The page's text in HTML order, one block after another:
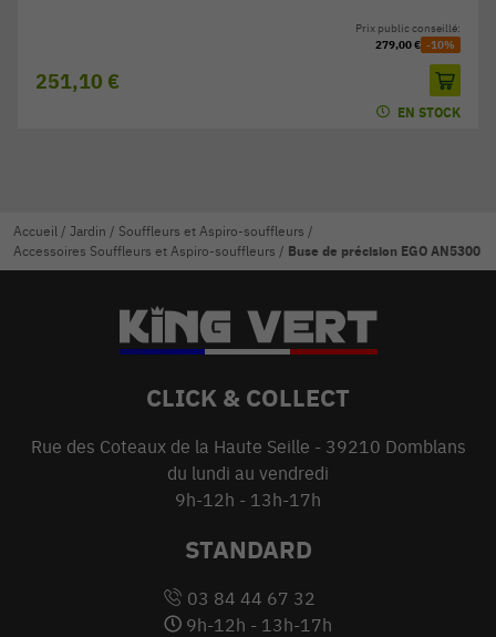
251,10 €
Prix public conseillé:
279,00 € -10%
EN STOCK
Accueil / Jardin / Souffleurs et Aspiro-souffleurs /
Accessoires Souffleurs et Aspiro-souffleurs / Buse de précision EGO AN5300
CLICK & COLLECT
Rue des Coteaux de la Haute Seille - 39210 Domblans
du lundi au vendredi
9h-12h - 13h-17h
STANDARD
03 84 44 67 32
9h-12h - 13h-17h